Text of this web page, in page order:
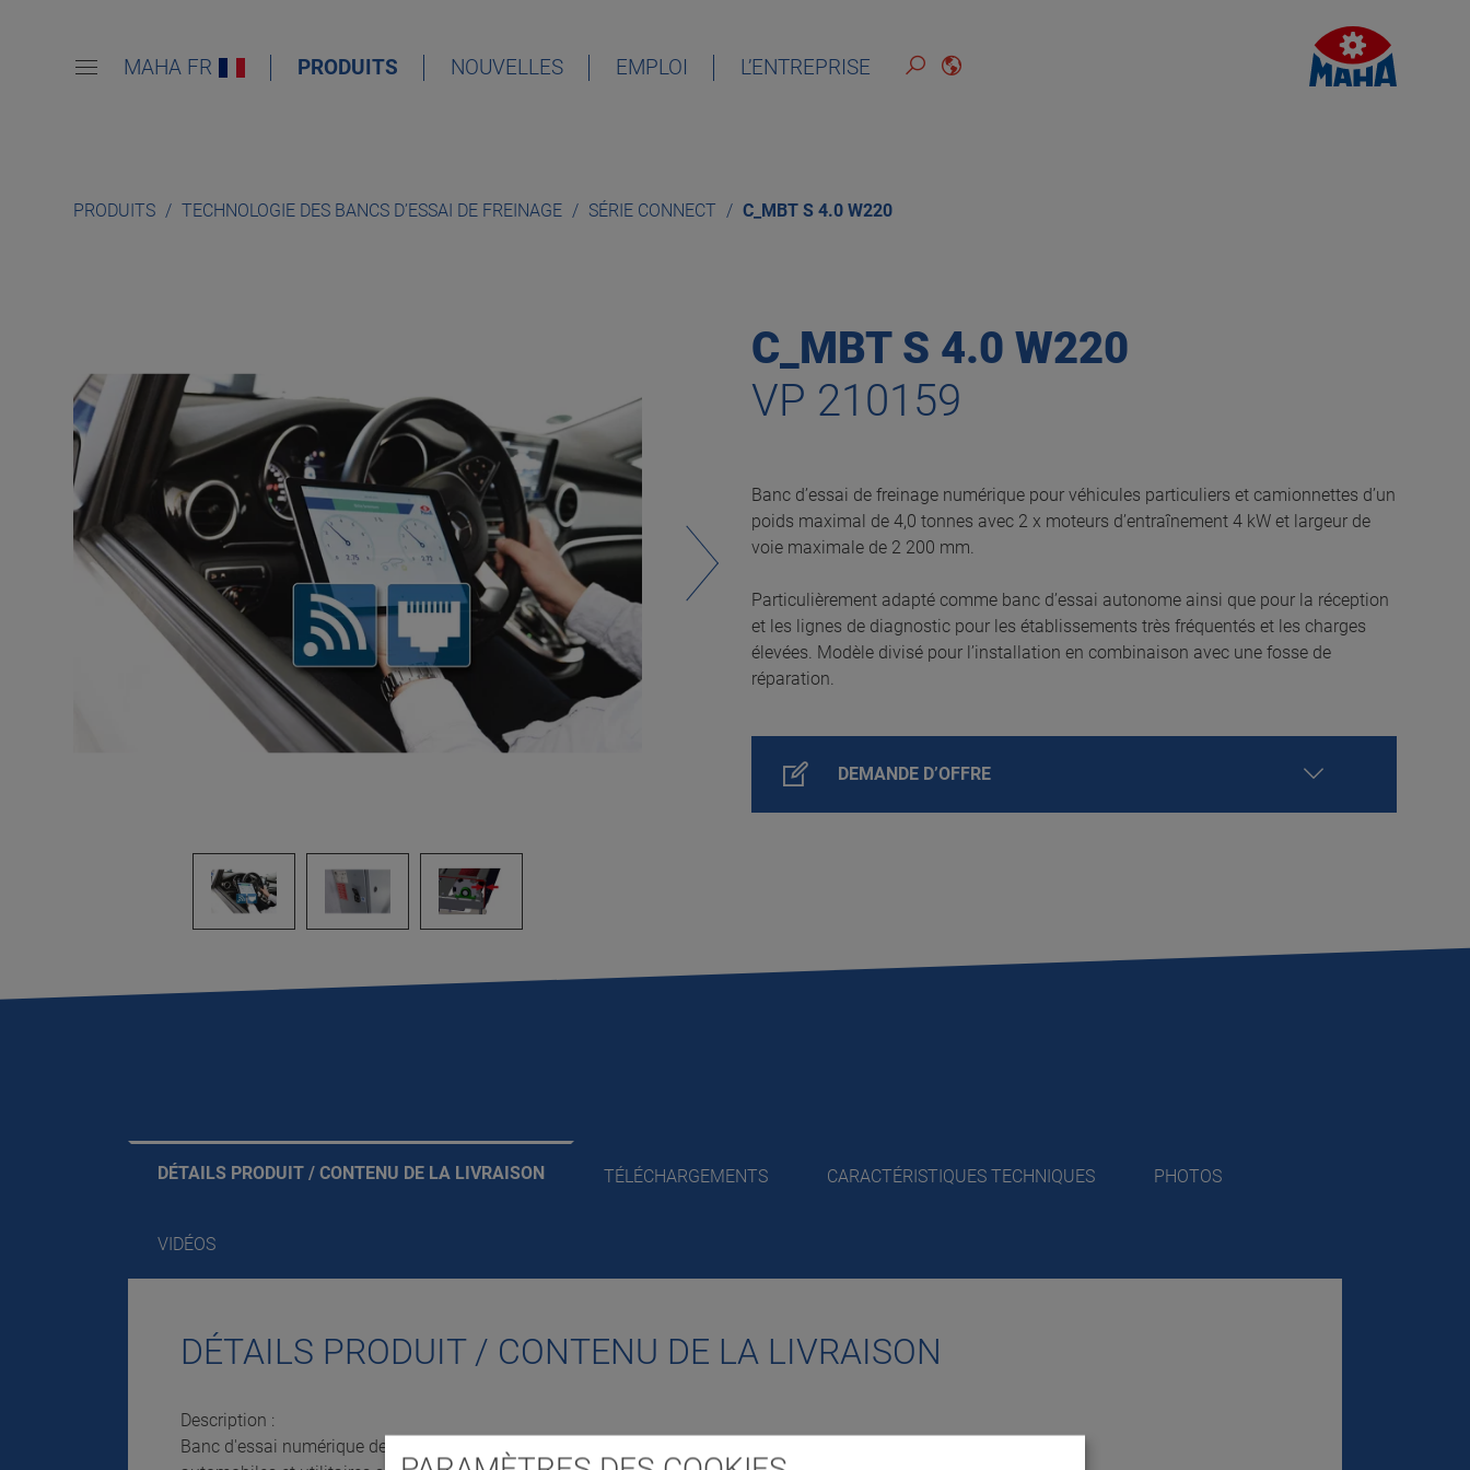
MAHA FR PRODUITS NOUVELLES EMPLOI L’ENTREPRISE
PRODUITS TECHNOLOGIE DES BANCS D’ESSAI DE FREINAGE SÉRIE CONNECT C_MBT S 4.0 W220
C_MBT S 4.0 W220
VP 210159
Banc d’essai de freinage numérique pour véhicules particuliers et camionnettes d’un
poids maximal de 4,0 tonnes avec 2 x moteurs d’entraînement 4 kW et largeur de
voie maximale de 2 200 mm.
Particulièrement adapté comme banc d’essai autonome ainsi que pour la réception
et les lignes de diagnostic pour les établissements très fréquentés et les charges
élevées. Modèle divisé pour l’installation en combinaison avec une fosse de
réparation.
DEMANDE D’OFFRE
DÉTAILS PRODUIT / CONTENU DE LA LIVRAISON TÉLÉCHARGEMENTS CARACTÉRISTIQUES TECHNIQUES PHOTOS
VIDÉOS
DÉTAILS PRODUIT / CONTENU DE LA LIVRAISON
Description :
Banc d'essai numérique de freinage à rouleaux pour véhicules